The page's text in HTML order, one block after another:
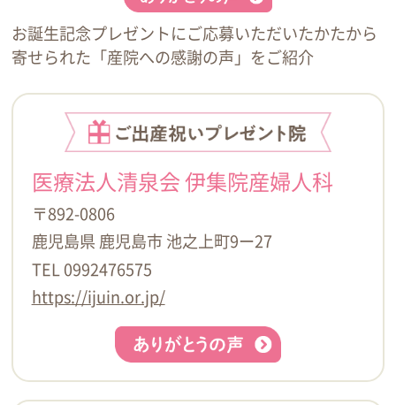
お誕生記念プレゼントにご応募いただいたかたから
寄せられた「産院への感謝の声」をご紹介
医療法人清泉会 伊集院産婦人科
〒892-0806
鹿児島県 鹿児島市 池之上町9ー27
TEL 0992476575
https://ijuin.or.jp/